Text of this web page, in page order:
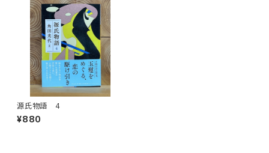
源氏物語 4
¥880